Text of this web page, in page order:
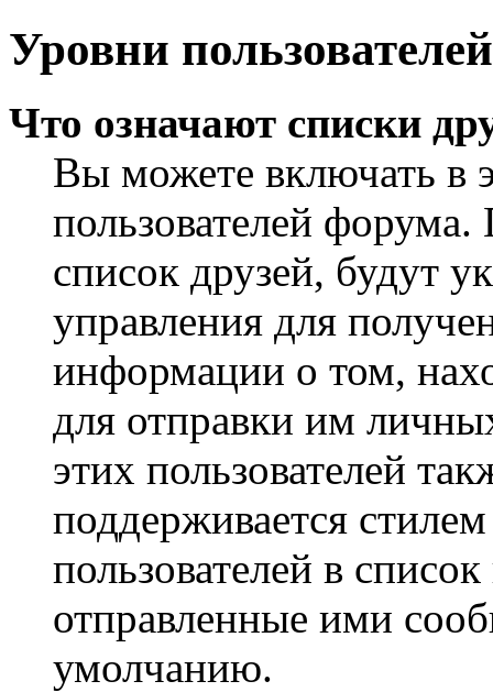
Уровни
Что означают списки
Вы можете включать в
пользователей форума.
список друзей, будут
управления для
информации о том,
для отправки им
этих пользователей
поддерживается
пользователей в
отправленные ими
умолчанию.